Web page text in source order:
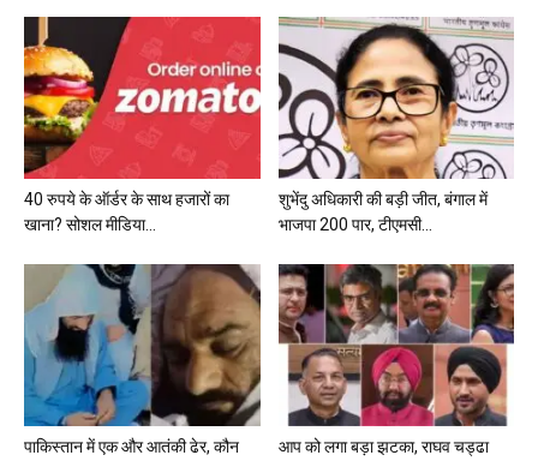
40 रुपये के ऑर्डर के साथ हजारों का
खाना? सोशल मीडिया...
शुभेंदु अधिकारी की बड़ी जीत, बंगाल में
भाजपा 200 पार, टीएमसी...
पाकिस्तान में एक और आतंकी ढेर, कौन
आप को लगा बड़ा झटका, राघव चड्ढा